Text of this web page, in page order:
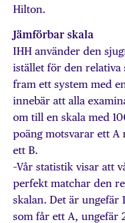
Hilton.
Jämförbar skala
IHH använder den
istället för den relativa
fram ett system med
innebär att alla
om till en skala med
poäng motsvarar ett A
ett B.
–Vår statistik visar att
perfekt matchar den
skalan. Det är ungefär
som får ett A, ungefär